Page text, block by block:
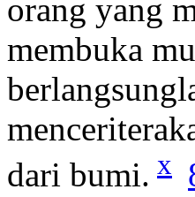
orang yang
membuka
dari bumi. x